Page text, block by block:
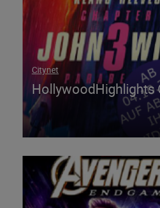
Citynet
HollywoodHighlights